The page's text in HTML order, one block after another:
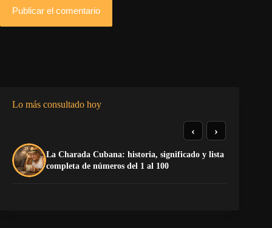
Publicar el comentario
Lo más consultado hoy
La Charada Cubana: historia, significado y lista
completa de números del 1 al 100
‹ ›